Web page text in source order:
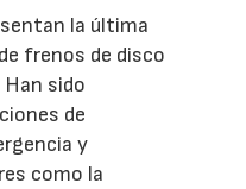
la última
frenos de disco
sido
de
y
como la